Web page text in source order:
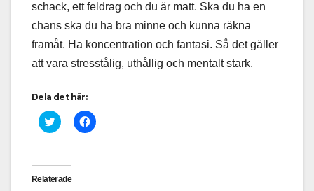
schack, ett feldrag och du är matt. Ska du ha en
chans ska du ha bra minne och kunna räkna
framåt. Ha koncentration och fantasi. Så det gäller
att vara stresstålig, uthållig och mentalt stark.
Dela det här:
K
l
a
f
ö
K
l
Relaterade